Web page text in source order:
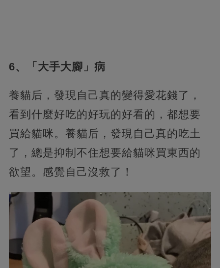
6、「大手大腳」病
養貓后，發現自己真的變得愛花錢了，
看到什麼好吃的好玩的好看的，都想要
買給貓咪。養貓后，發現自己真的吃土
了，總是抑制不住想要給貓咪買東西的
欲望。感覺自己沒救了！